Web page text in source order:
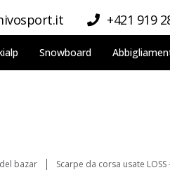
+421 919
Snowboard
bazar Scarpe da corsa usate LOSS